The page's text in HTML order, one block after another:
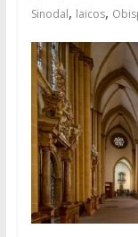
Sinodal, laicos,